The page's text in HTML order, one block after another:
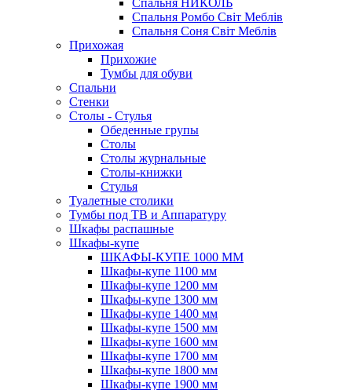
Спальня Ромбо Світ Меблів
Спальня Соня Світ Меблів
Прихожая
Прихожие
Тумбы для обуви
Спальни
Стенки
Столы - Стулья
Обеденные групы
Столы
Столы журнальные
Столы-книжки
Стулья
Туалетные столики
Тумбы под ТВ и Аппаратуру
Шкафы распашные
Шкафы-купе
ШКАФЫ-КУПЕ 1000 ММ
Шкафы-купе 1100 мм
Шкафы-купе 1200 мм
Шкафы-купе 1300 мм
Шкафы-купе 1400 мм
Шкафы-купе 1500 мм
Шкафы-купе 1600 мм
Шкафы-купе 1700 мм
Шкафы-купе 1800 мм
Шкафы-купе 1900 мм